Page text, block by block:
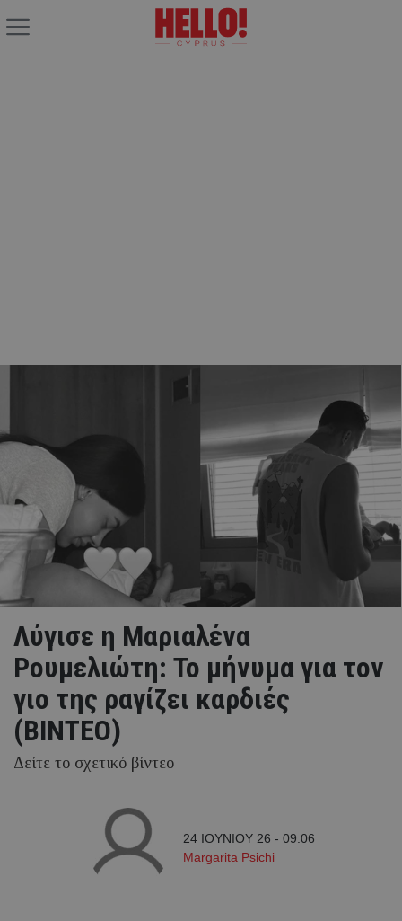
Λύγισε η Μαριαλένα
Ρουμελιώτη: Το μήνυμα για τον
γιο της ραγίζει καρδιές
(ΒΙΝΤΕΟ)
Δείτε το σχετικό βίντεο
24 ΙΟΥΝΙΟΥ 26 - 09:06
Margarita Psichi